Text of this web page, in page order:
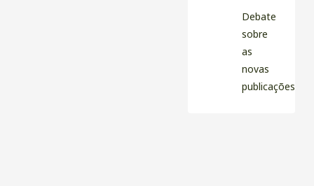
Debate
sobre
as
novas
publicações